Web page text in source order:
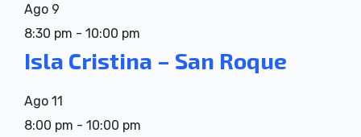
Ago 9
8:30 pm - 10:00 pm
Isla Cristina – San Roque
Ago 11
8:00 pm - 10:00 pm